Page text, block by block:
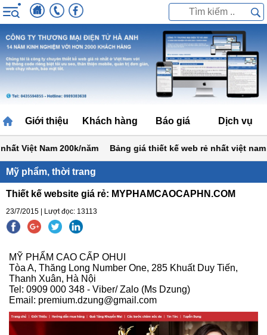
Giới thiệu Khách hàng Báo giá Dịch vụ
Việt Nam 200k/năm Bảng giá thiết kế web rẻ nhất việt nam
Mỹ phẩm, thời trang
Thiết kế website giá rẻ: MYPHAMCAOCAPHN.COM
23/7/2015 | Lượt đọc: 13113
MỸ PHẨM CAO CẤP OHUI
Tòa A, Thăng Long Number One, 285 Khuất Duy Tiến,
Thanh Xuân, Hà Nội
Tel: 0909 000 348 - Viber/ Zalo (Ms Dzung)
Email: premium.dzung@gmail.com